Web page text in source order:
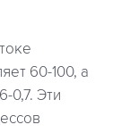
60-100, а
0,7. Эти